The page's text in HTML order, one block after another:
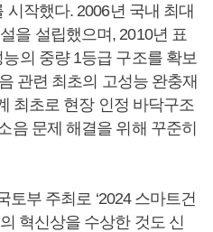
작했다. 2006년 국내 최대
을 설립했으며, 2010년 표
의 중량 1등급 구조를 확보
관련 최초의 고성능 완충재
최초로 현장 인정 바닥구조
음 문제 해결을 위해 꾸준히
토부 주최로 ‘2024 스마트건
혁신상을 수상한 것도 신